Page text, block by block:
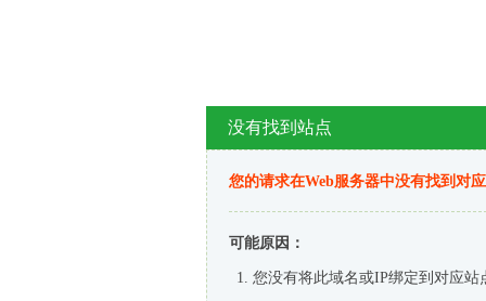
没有找到站点
您的请求在Web服务器中没有找到对
可能原因：
您没有将此域名或IP绑定到对应站